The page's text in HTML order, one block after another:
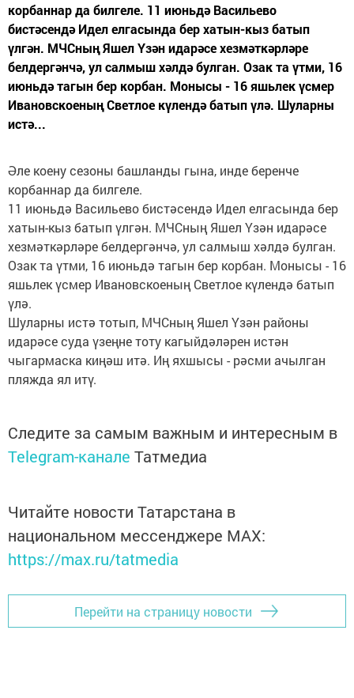
корбаннар да билгеле. 11 июньдә Васильево
бистәсендә Идел елгасында бер хатын-кыз батып
үлгән. МЧСның Яшел Үзән идарәсе хезмәткәрләре
белдергәнчә, ул салмыш хәлдә булган. Озак та үтми, 16
июньдә тагын бер корбан. Монысы - 16 яшьлек үсмер
Ивановскоеның Светлое күлендә батып үлә. Шуларны
истә...
Әле коену сезоны башланды гына, инде беренче
корбаннар да билгеле.
11 июньдә Васильево бистәсендә Идел елгасында бер
хатын-кыз батып үлгән. МЧСның Яшел Үзән идарәсе
хезмәткәрләре белдергәнчә, ул салмыш хәлдә булган.
Озак та үтми, 16 июньдә тагын бер корбан. Монысы - 16
яшьлек үсмер Ивановскоеның Светлое күлендә батып
үлә.
Шуларны истә тотып, МЧСның Яшел Үзән районы
идарәсе суда үзеңне тоту кагыйдәләрен истән
чыгармаска киңәш итә. Иң яхшысы - рәсми ачылган
пляжда ял итү.
Следите за самым важным и интересным в
Telegram-канале Татмедиа
Читайте новости Татарстана в
национальном мессенджере MАХ:
https://max.ru/tatmedia
Перейти на страницу новости